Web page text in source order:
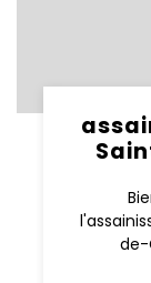
de-